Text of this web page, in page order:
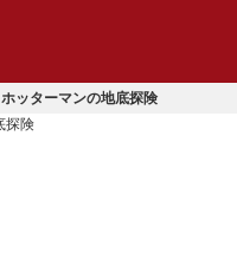
ホッターマンの地底探険